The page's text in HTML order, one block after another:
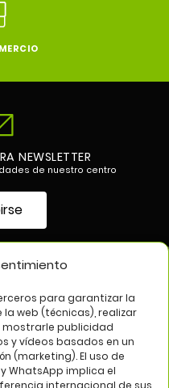
para garantizar la
web (técnicas), realizar
publicidad
y vídeos basados en un
(marketing). El uso de
WhatsApp implica el
internacional de sus
NEWSLETTER
de nuestro centro